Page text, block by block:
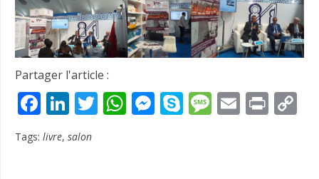
Partager l'article :
Facebook
LinkedIn
Twitter
WhatsApp
Messenger
SkypeMessage
EmailPrint
Tags: livre, salon